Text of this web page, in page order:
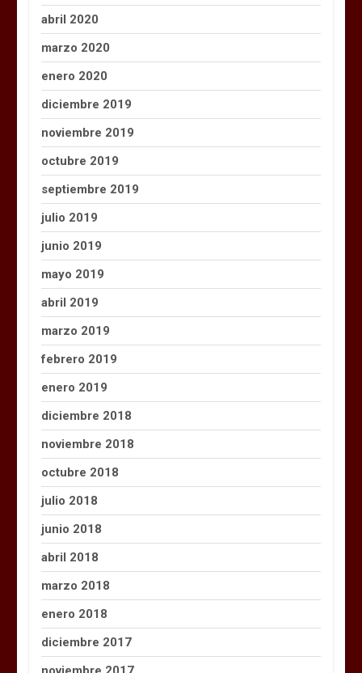
abril 2020
marzo 2020
enero 2020
diciembre 2019
noviembre 2019
octubre 2019
septiembre 2019
julio 2019
junio 2019
mayo 2019
abril 2019
marzo 2019
febrero 2019
enero 2019
diciembre 2018
noviembre 2018
octubre 2018
julio 2018
junio 2018
abril 2018
marzo 2018
enero 2018
diciembre 2017